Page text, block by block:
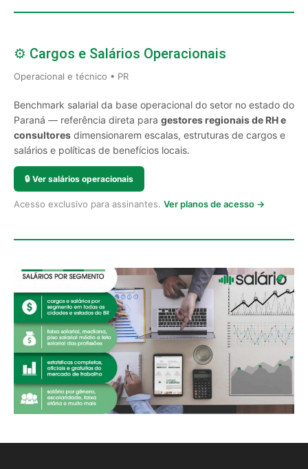
⚙️ Cargos e Salários Operacionais
Operacional e técnico • PR
Benchmark salarial da base operacional do setor no estado do
Paraná — referência direta para gestores regionais de RH e
consultores dimensionarem escalas, estruturas de cargos e
salários e políticas de benefícios locais.
🔒 Ver salários operacionais
Acesso exclusivo para assinantes. Ver planos de acesso →